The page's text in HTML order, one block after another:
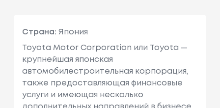
Страна: Япония
Toyota Motor Corporation или Toyota —
крупнейшая японская
автомобилестроительная корпорация,
также предоставляющая финансовые
услуги и имеющая несколько